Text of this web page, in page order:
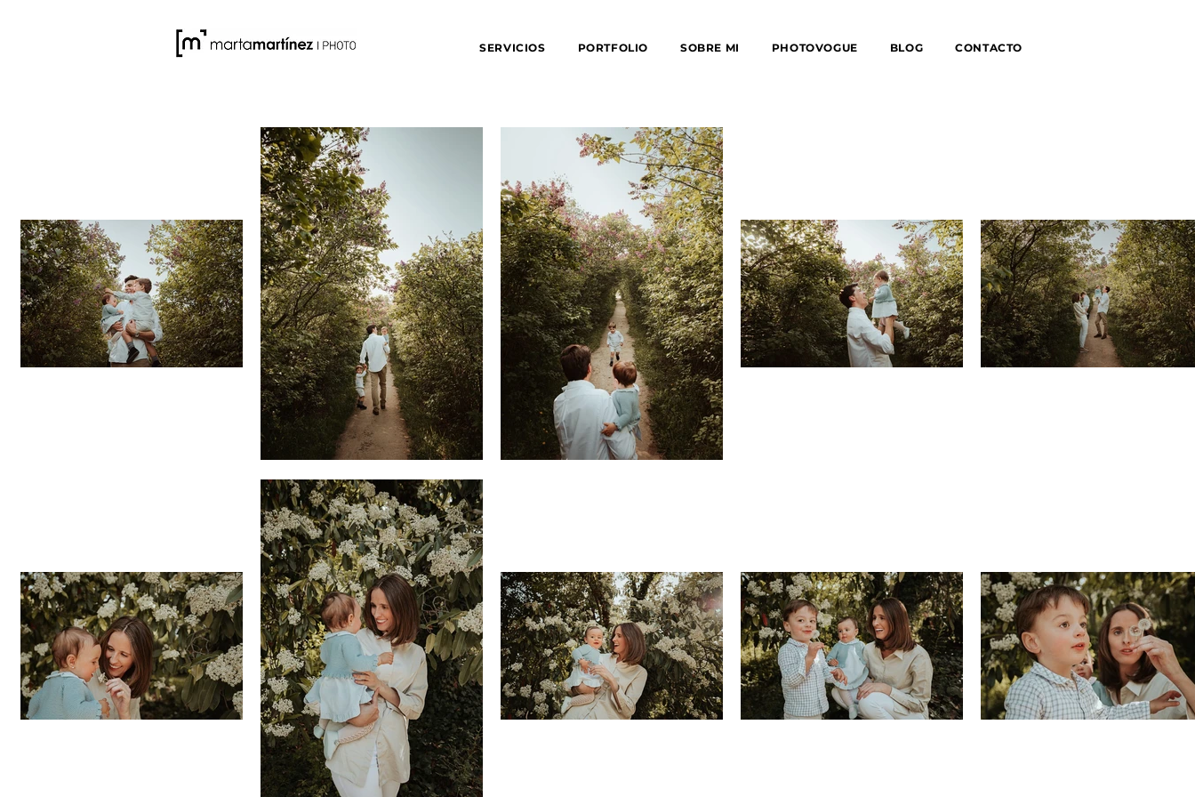
SERVICIOS PORTFOLIO SOBRE MI PHOTOVOGUE BLOG CONTACTO